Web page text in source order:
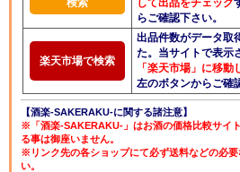
らご確認下さい。
楽天市場で検索
出品件数がデータ取
た。当サイトで表示
「楽天市場」に移動
左のボタンからご確
【酒楽-SAKERAKU-に関する諸注意】
※「酒楽-SAKERAKU-」はお酒の価格比較サイ
る事は御座いません。
※リンク先の各ショップにて必ず送料などの必
い。